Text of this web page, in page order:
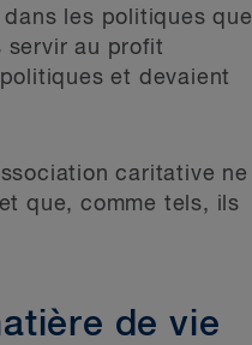
les politiques que
servir au profit
et devaient
caritative ne
que, comme tels, ils
de vie